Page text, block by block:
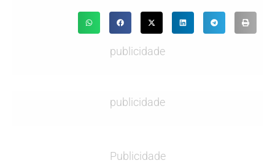
publicidade
publicidade
Publicidade